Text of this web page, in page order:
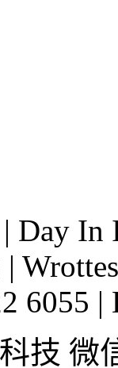
| Day In
|
6055 |
技 微